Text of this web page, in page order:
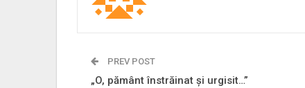
PREV POST
„O, pământ înstrăinat și urgisit…”